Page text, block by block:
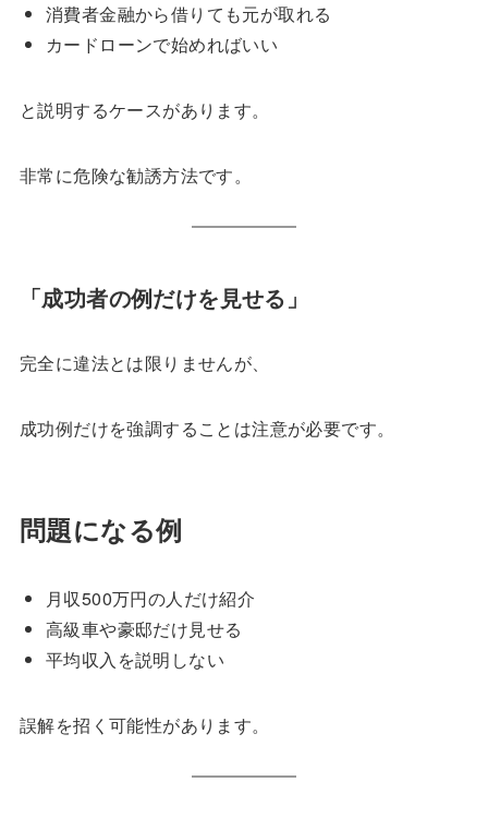
消費者金融から借りても元が取れる
カードローンで始めればいい
と説明するケースがあります。
非常に危険な勧誘方法です。
「成功者の例だけを見せる」
完全に違法とは限りませんが、
成功例だけを強調することは注意が必要です。
問題になる例
月収500万円の人だけ紹介
高級車や豪邸だけ見せる
平均収入を説明しない
誤解を招く可能性があります。